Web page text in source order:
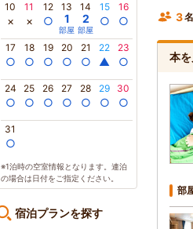
10
×
11
×
12
○
13
1
部屋
14
2
部屋
15
○
16
○
17
○
18
○
19
○
20
○
21
○
22
▲
23
○
24
○
25
○
26
○
27
○
28
○
29
○
30
○
31
○
※1泊時の空室情報となります。連泊
の場合は日付をご指定ください。
宿泊プランを探す
3
本
部